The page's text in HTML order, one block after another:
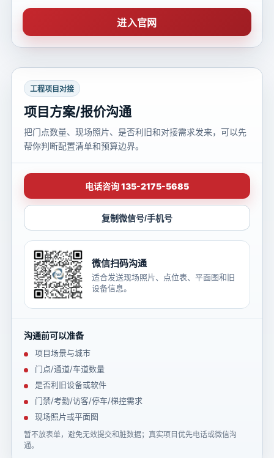
进入官网
工程项目对接
项目方案/报价沟通
把门点数量、现场照片、是否利旧和对接需求发来，可以先
帮你判断配置清单和预算边界。
电话咨询 135-2175-5685
复制微信号/手机号
微信扫码沟通
适合发送现场照片、点位表、平面图和旧
设备信息。
沟通前可以准备
项目场景与城市
门点/通道/车道数量
是否利旧设备或软件
门禁/考勤/访客/停车/梯控需求
现场照片或平面图
暂不放表单，避免无效提交和脏数据；真实项目优先电话或微信沟
通。